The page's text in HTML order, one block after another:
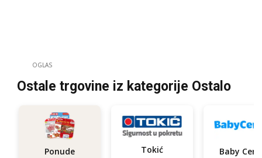
OGLAS
Ostale trgovine iz kategorije Ostalo
Ponude Tokić